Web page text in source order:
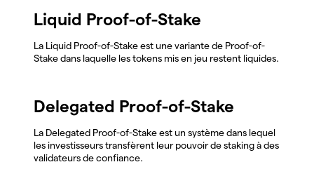
Liquid Proof-of-Stake
La Liquid Proof-of-Stake est une variante de Proof-of-
Stake dans laquelle les tokens mis en jeu restent liquides.
Delegated Proof-of-Stake
La Delegated Proof-of-Stake est un système dans lequel
les investisseurs transfèrent leur pouvoir de staking à des
validateurs de confiance.